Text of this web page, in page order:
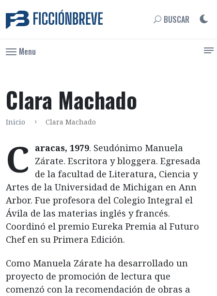
BUSCAR
Menu
Clara Machado
Inicio Clara Machado
C aracas, 1979. Seudónimo Manuela
Zárate. Escritora y bloggera. Egresada
de la facultad de Literatura, Ciencia y
Artes de la Universidad de Michigan en Ann
Arbor. Fue profesora del Colegio Integral el
Ávila de las materias inglés y francés.
Coordinó el premio Eureka Premia al Futuro
Chef en su Primera Edición.
Como Manuela Zárate ha desarrollado un
proyecto de promoción de lectura que
comenzó con la recomendación de obras a